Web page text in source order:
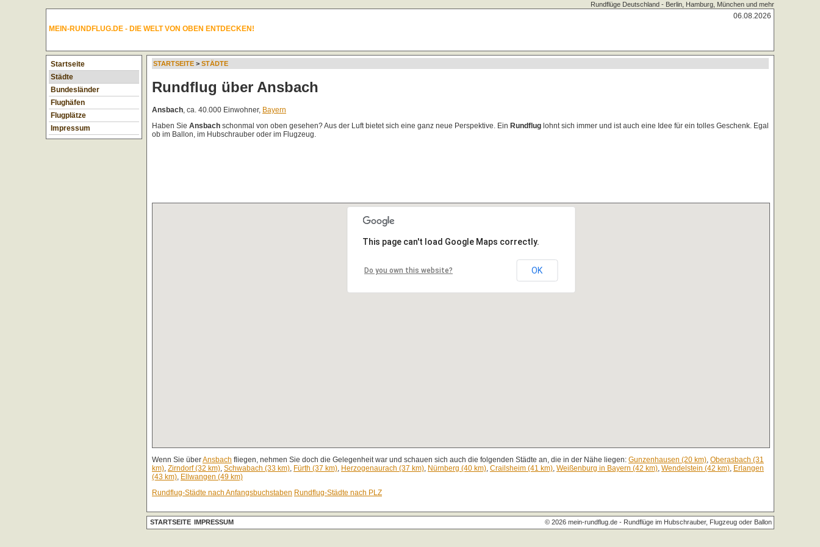
Rundflüge Deutschland - Berlin, Hamburg, München und mehr
06.08.2026
MEIN-RUNDFLUG.DE - DIE WELT VON OBEN ENTDECKEN!
Startseite
Städte
Bundesländer
Flughäfen
Flugplätze
Impressum
STARTSEITE > STÄDTE
Rundflug über Ansbach
Ansbach, ca. 40.000 Einwohner, Bayern
Haben Sie Ansbach schonmal von oben gesehen? Aus der Luft bietet sich eine ganz neue Perspektive. Ein Rundflug lohnt sich immer und ist auch eine Idee für ein tolles Geschenk. Egal
ob im Ballon, im Hubschrauber oder im Flugzeug.
This page can't load Google Maps correctly.
Do you own this website? OK
Wenn Sie überAnsbach fliegen, nehmen Sie doch die Gelegenheit war und schauen sich auch die folgenden Städte an, die in der Nähe liegen: Gunzenhausen (20 km), Oberasbach (31
km), Zirndorf (32 km), Schwabach (33 km), Fürth (37 km), Herzogenaurach (37 km), Nürnberg (40 km), Crailsheim (41 km), Weißenburg in Bayern (42 km), Wendelstein (42 km), Erlangen
(43 km), Ellwangen (49 km)
Rundflug-Städte nach Anfangsbuchstaben Rundflug-Städte nach PLZ
STARTSEITE IMPRESSUM © 2026 mein-rundflug.de - Rundflüge im Hubschrauber, Flugzeug oder Ballon